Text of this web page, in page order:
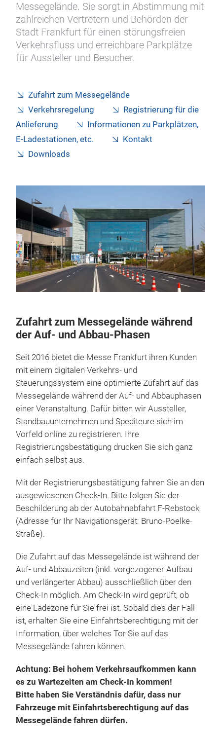
Messegelände. Sie sorgt in Abstimmung mit
zahlreichen Vertretern und Behörden der
Stadt Frankfurt für einen störungsfreien
Verkehrsfluss und erreichbare Parkplätze
für Aussteller und Besucher.
Zufahrt zum Messegelände
Verkehrsregelung
Registrierung für die
Anlieferung
Informationen zu Parkplätzen,
E-Ladestationen, etc.
Kontakt
Downloads
Zufahrt zum Messegelände während
der Auf- und Abbau-Phasen
Seit 2016 bietet die Messe Frankfurt ihren Kunden
mit einem digitalen Verkehrs- und
Steuerungssystem eine optimierte Zufahrt auf das
Messegelände während der Auf- und Abbauphasen
einer Veranstaltung. Dafür bitten wir Aussteller,
Standbauunternehmen und Spediteure sich im
Vorfeld online zu registrieren. Ihre
Registrierungsbestätigung drucken Sie sich ganz
einfach selbst aus.
Mit der Registrierungsbestätigung fahren Sie an den
ausgewiesenen Check-In. Bitte folgen Sie der
Beschilderung ab der Autobahnabfahrt F-Rebstock
(Adresse für Ihr Navigationsgerät: Bruno-Poelke-
Straße).
Die Zufahrt auf das Messegelände ist während der
Auf- und Abbauzeiten (inkl. vorgezogener Aufbau
und verlängerter Abbau) ausschließlich über den
Check-In möglich. Am Check-In wird geprüft, ob
eine Ladezone für Sie frei ist. Sobald dies der Fall
ist, erhalten Sie eine Einfahrtsberechtigung mit der
Information, über welches Tor Sie auf das
Messegelände fahren können.
Achtung: Bei hohem Verkehrsaufkommen kann
es zu Wartezeiten am Check-In kommen!
Bitte haben Sie Verständnis dafür, dass nur
Fahrzeuge mit Einfahrtsberechtigung auf das
Messegelände fahren dürfen.